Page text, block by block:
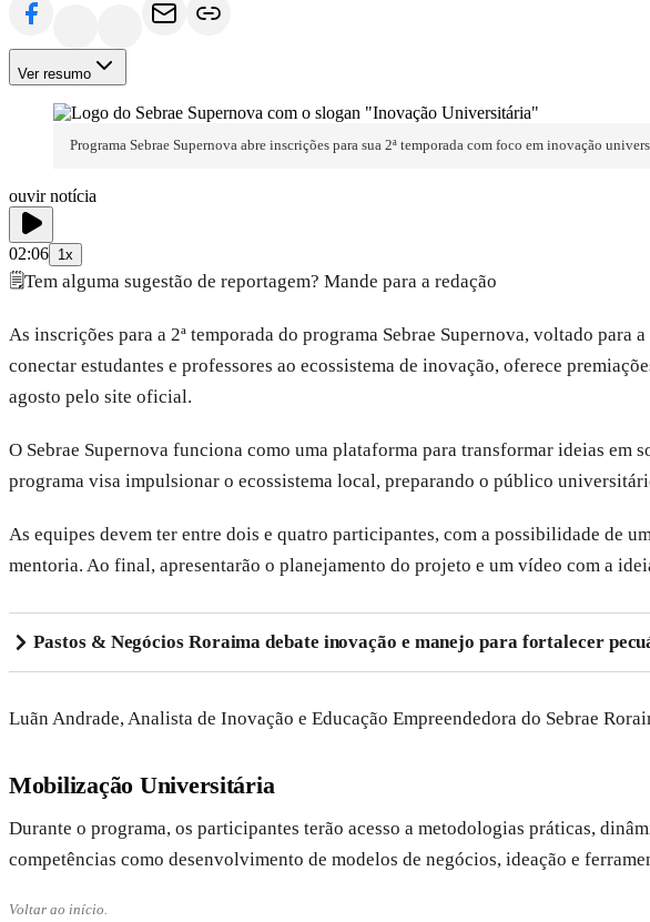
Ver resumo
Programa Sebrae Supernova abre inscrições para sua 2ª temporada com foco em inovação
ouvir notícia
02:06 1x
🗒️Tem alguma sugestão de reportagem? Mande para a redação
As inscrições para a 2ª temporada do programa Sebrae Supernova, voltado
conectar estudantes e professores ao ecossistema de inovação, oferece
agosto pelo site oficial.
O Sebrae Supernova funciona como uma plataforma para transformar ideias em
programa visa impulsionar o ecossistema local, preparando o público
As equipes devem ter entre dois e quatro participantes, com a possibilidade de
mentoria. Ao final, apresentarão o planejamento do projeto e um vídeo com a
Pastos & Negócios Roraima debate inovação e manejo para fortalecer
Luãn Andrade, Analista de Inovação e Educação Empreendedora do Sebrae
Mobilização Universitária
Durante o programa, os participantes terão acesso a metodologias práticas,
competências como desenvolvimento de modelos de negócios, ideação e
Voltar ao início.